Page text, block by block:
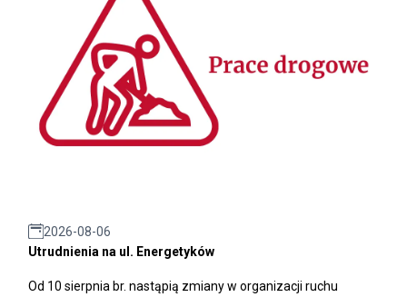
2026-08-06
Utrudnienia na ul. Energetyków
Od 10 sierpnia br. nastąpią zmiany w organizacji ruchu